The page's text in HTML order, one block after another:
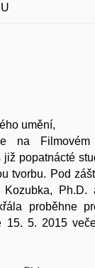
umění,
na Filmovém
již popatnácté
tvorbu. Pod
Ph.D.
proběhne
15. 5. 2015